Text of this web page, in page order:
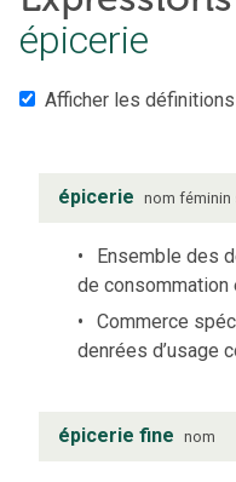
épicerie
Afficher les définitions
épicerie nom féminin
Ensemble des
de consommation
Commerce
denrées d’usage
épicerie fine nom